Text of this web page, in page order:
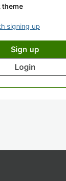
theme
signing up
Sign up
Login